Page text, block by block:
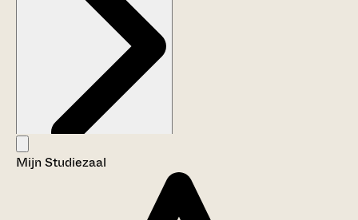
Aanwijzingen voor de gebruiker
Mijn Studiezaal